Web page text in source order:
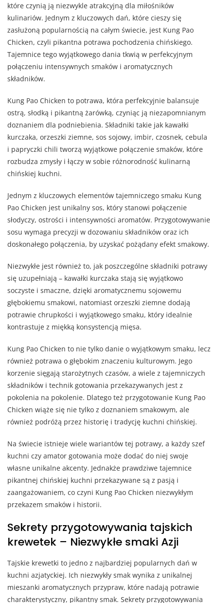
które czynią ją niezwykle atrakcyjną dla miłośników
kulinariów. Jednym z kluczowych dań, które cieszy się
zasłużoną popularnością na całym świecie, jest Kung Pao
Chicken, czyli pikantna potrawa pochodzenia chińskiego.
Tajemnice tego wyjątkowego dania tkwią w perfekcyjnym
połączeniu intensywnych smaków i aromatycznych
składników.
Kung Pao Chicken to potrawa, która perfekcyjnie balansuje
ostrą, słodką i pikantną żarówką, czyniąc ją niezapomnianym
doznaniem dla podniebienia. Składniki takie jak kawałki
kurczaka, orzeszki ziemne, sos sojowy, imbir, czosnek, cebula
i papryczki chili tworzą wyjątkowe połączenie smaków, które
rozbudza zmysły i łączy w sobie różnorodność kulinarną
chińskiej kuchni.
Jednym z kluczowych elementów tajemniczego smaku Kung
Pao Chicken jest unikalny sos, który stanowi połączenie
słodyczy, ostrości i intensywności aromatów. Przygotowywanie
sosu wymaga precyzji w dozowaniu składników oraz ich
doskonałego połączenia, by uzyskać pożądany efekt smakowy.
Niezwykłe jest również to, jak poszczególne składniki potrawy
się uzupełniają – kawałki kurczaka stają się wyjątkowo
soczyste i smaczne, dzięki aromatycznemu sojowemu
głębokiemu smakowi, natomiast orzeszki ziemne dodają
potrawie chrupkości i wyjątkowego smaku, który idealnie
kontrastuje z miękką konsystencją mięsa.
Kung Pao Chicken to nie tylko danie o wyjątkowym smaku, lecz
również potrawa o głębokim znaczeniu kulturowym. Jego
korzenie sięgają starożytnych czasów, a wiele z tajemniczych
składników i technik gotowania przekazywanych jest z
pokolenia na pokolenie. Dlatego też przygotowanie Kung Pao
Chicken wiąże się nie tylko z doznaniem smakowym, ale
również podróżą przez historię i tradycję kuchni chińskiej.
Na świecie istnieje wiele wariantów tej potrawy, a każdy szef
kuchni czy amator gotowania może dodać do niej swoje
własne unikalne akcenty. Jednakże prawdziwe tajemnice
pikantnej chińskiej kuchni przekazywane są z pasją i
zaangażowaniem, co czyni Kung Pao Chicken niezwykłym
przekazem smaków i historii.
Sekrety przygotowywania tajskich
krewetek – Niezwykłe smaki Azji
Tajskie krewetki to jedno z najbardziej popularnych dań w
kuchni azjatyckiej. Ich niezwykły smak wynika z unikalnej
mieszanki aromatycznych przypraw, które nadają potrawie
charakterystyczny, pikantny smak. Sekrety przygotowywania